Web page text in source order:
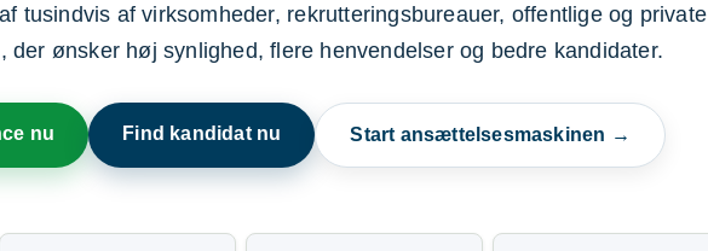
tusindvis af virksomheder, rekrutteringsbureauer, offentlige og private
der ønsker høj synlighed, flere henvendelser og bedre kandidater.
nu Find kandidat nu Start ansættelsesmaskinen →